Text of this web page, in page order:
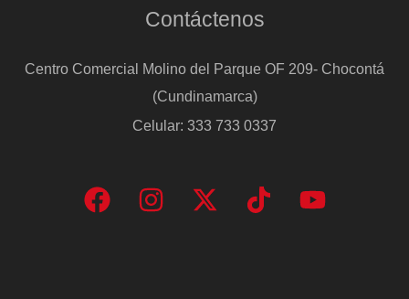
Contáctenos
Centro Comercial Molino del Parque OF 209- Chocontá
(Cundinamarca)
Celular: 333 733 0337